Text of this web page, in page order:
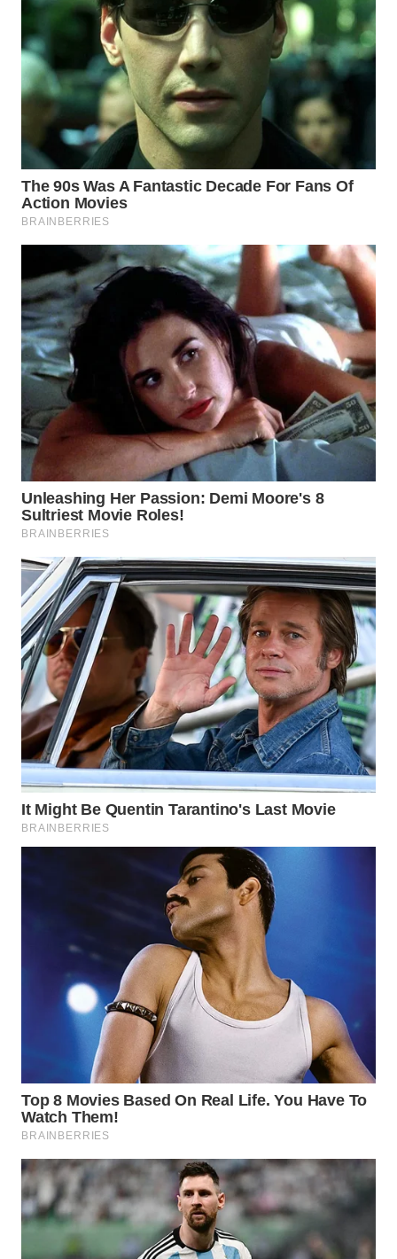
PRIANGAN
TIMUR
WN
SEMARANG
WN
SOLO
BOROBUDUR
WN
MADURA
WN
SURABAYA
WN
BINTAN
WN
MANDALIKA
WN
LIKUPANG
WN
LABUANBAJO
WN
BORNEO
Wahana
WAHANA
TANI
WAHANA
INFRASTRUKTUR
WAHANA
KONSUMEN
WAHANA